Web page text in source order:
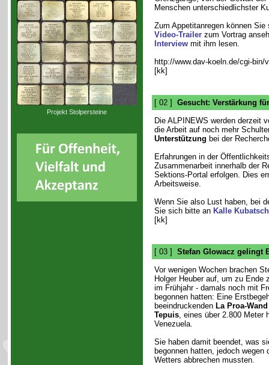
Projekt Stolpersteine
Menschen unterschiedlichster
Zum Appetitanregen können
Video-Trailerzum Vortrag
Interviewmit ihm lesen.
http://www.dav-koeln.de/cgi-bin/
[kk]
[ 02 ] Gesucht: Verstärkung
Die ALPINEWS werden derzeit
die Arbeit auf noch mehr
Unterstützung bei der
Erfahrungen in der
Zusammenarbeit innerhalb der
Sektions-Portal erfolgen. Dies
Arbeitsweise.
Wenn Sie also Lust haben, bei
Sie sich bitte an Kalle
[kk]
[ 03 ] Stefan Glowacz gelingt
Vor wenigen Wochen brachen
Holger Heuber auf, um zu Ende
im Frühjahr - damals noch mit
begonnen hatten: Eine
beeindruckenden La Proa-Wand
Tepuis, eines über 2.800 Meter
Venezuela.
Sie haben damit beendet, was
begonnen hatten, jedoch wegen
Wetters abbrechen mussten.